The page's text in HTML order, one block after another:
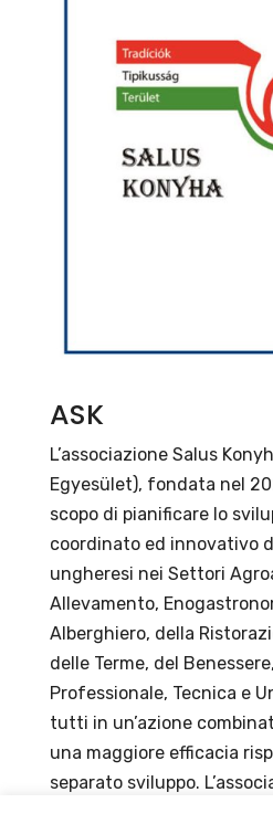
ASK
L’associazione Salus
Egyesület), fondata nel
scopo di pianificare lo
coordinato ed innovativo
ungheresi nei Settori
Allevamento,
Alberghiero, della
delle Terme, del
Professionale, Tecnica e
tutti in un’azione
una maggiore efficacia
separato sviluppo.